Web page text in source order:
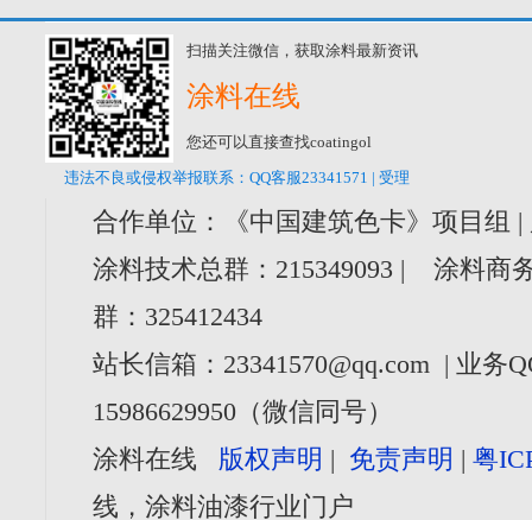
扫描关注微信，获取涂料最新资讯
涂料在线
您还可以直接查找coatingol
违法不良或侵权举报联系：QQ客服23341571 | 受理
合作单位：《中国建筑色卡》项目组
涂料技术总群：215349093 | 涂料商
群：325412434
站长信箱：23341570@qq.com | 业务
15986629950（微信同号）
涂料在线 版权声明 | 免责声明 |粤
线，涂料油漆行业门户